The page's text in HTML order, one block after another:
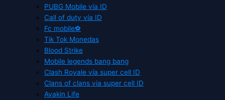
PUBG Mobile vía ID
Call of duty vía ID
Fc mobile⚽
Tik Tok Monedas
Blood Strike
Mobile legends bang bang
Clash Royale vía super cell ID
Clans of clans via super cell ID
Avakin Life